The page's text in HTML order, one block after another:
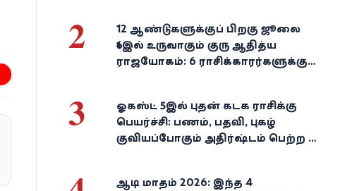
2
12 ஆண்டுகளுக்குப் பிறகு ஜூலை
16இல் உருவாகும் குரு ஆதித்ய
ராஜயோகம்: 6 ராசிக்காரர்களுக்கு
3
ஓகஸ்ட் 5இல் புதன் கடக ராசிக்கு
பெயர்ச்சி: பணம், பதவி, புகழ்
குவியப்போகும் அதிர்ஷ்டம் பெற்ற 3
ஆடி மாதம் 2026: இந்த 4